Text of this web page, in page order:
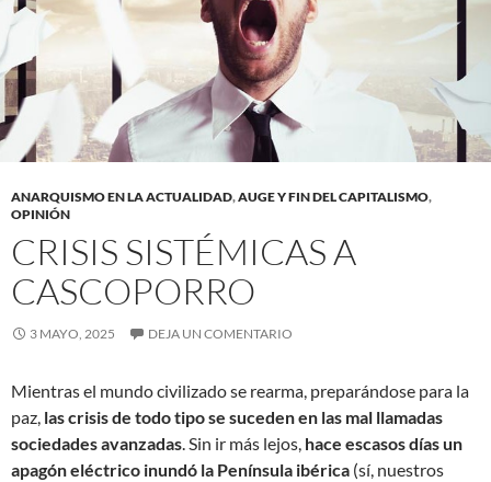
ANARQUISMO EN LA ACTUALIDAD,AUGE Y FIN DEL CAPITALISMO,
OPINIÓN
CRISIS SISTÉMICAS A
CASCOPORRO
3 MAYO, 2025 DEJA UN COMENTARIO
Mientras el mundo civilizado se rearma, preparándose para la
paz, las crisis de todo tipo se suceden en las mal llamadas
sociedades avanzadas. Sin ir más lejos, hace escasos días un
apagón eléctrico inundó la Península ibérica (sí, nuestros